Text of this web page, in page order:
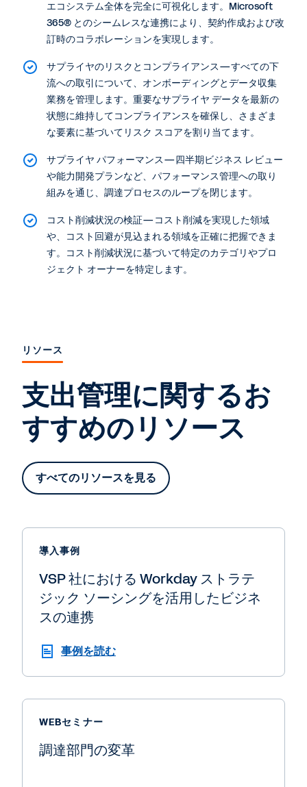
エコシステム全体を完全に可視化します。Microsoft
365® とのシームレスな連携により、契約作成および改
訂時のコラボレーションを実現します。
サプライヤのリスクとコンプライアンス—すべての下
流への取引について、オンボーディングとデータ収集
業務を管理します。重要なサプライヤ データを最新の
状態に維持してコンプライアンスを確保し、さまざま
な要素に基づいてリスク スコアを割り当てます。
サプライヤ パフォーマンス—四半期ビジネス レビュー
や能力開発プランなど、パフォーマンス管理への取り
組みを通じ、調達プロセスのループを閉じます。
コスト削減状況の検証—コスト削減を実現した領域
や、コスト回避が見込まれる領域を正確に把握できま
す。コスト削減状況に基づいて特定のカテゴリやプロ
ジェクト オーナーを特定します。
リソース
支出管理に関するお
すすめのリソース
すべてのリソースを見る
導入事例
VSP 社における Workday ストラテ
ジック ソーシングを活用したビジネ
スの連携
事例を読む
WEBセミナー
調達部門の変革